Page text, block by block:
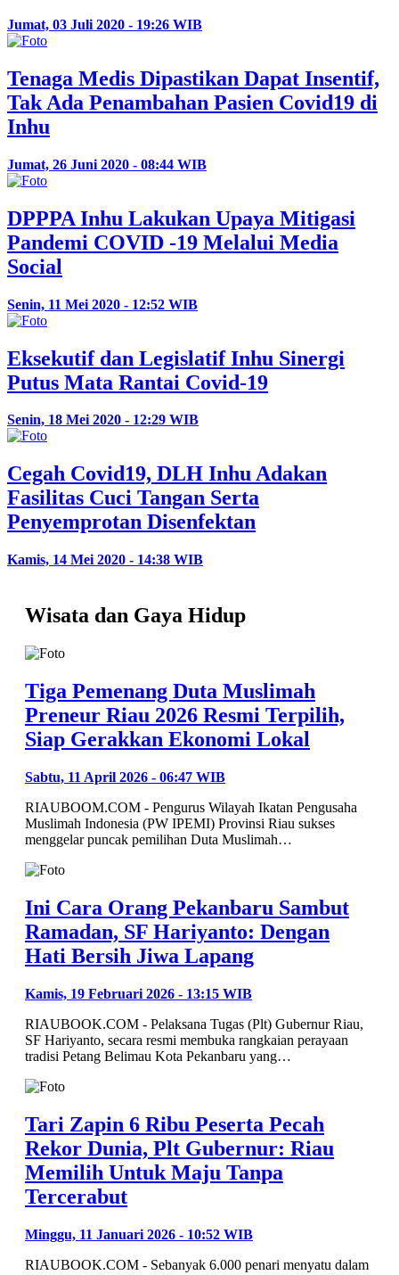
Jumat, 03 Juli 2020 - 19:26 WIB
Tenaga Medis Dipastikan Dapat Insentif,
Tak Ada Penambahan Pasien Covid19 di
Inhu
Jumat, 26 Juni 2020 - 08:44 WIB
DPPPA Inhu Lakukan Upaya Mitigasi
Pandemi COVID -19 Melalui Media
Social
Senin, 11 Mei 2020 - 12:52 WIB
Eksekutif dan Legislatif Inhu Sinergi
Putus Mata Rantai Covid-19
Senin, 18 Mei 2020 - 12:29 WIB
Cegah Covid19, DLH Inhu Adakan
Fasilitas Cuci Tangan Serta
Penyemprotan Disenfektan
Kamis, 14 Mei 2020 - 14:38 WIB
Wisata dan Gaya Hidup
Tiga Pemenang Duta Muslimah
Preneur Riau 2026 Resmi Terpilih,
Siap Gerakkan Ekonomi Lokal
Sabtu, 11 April 2026 - 06:47 WIB
RIAUBOOM.COM - Pengurus Wilayah Ikatan Pengusaha
Muslimah Indonesia (PW IPEMI) Provinsi Riau sukses
menggelar puncak pemilihan Duta Muslimah…
Ini Cara Orang Pekanbaru Sambut
Ramadan, SF Hariyanto: Dengan
Hati Bersih Jiwa Lapang
Kamis, 19 Februari 2026 - 13:15 WIB
RIAUBOOK.COM - Pelaksana Tugas (Plt) Gubernur Riau,
SF Hariyanto, secara resmi membuka rangkaian perayaan
tradisi Petang Belimau Kota Pekanbaru yang…
Tari Zapin 6 Ribu Peserta Pecah
Rekor Dunia, Plt Gubernur: Riau
Memilih Untuk Maju Tanpa
Tercerabut
Minggu, 11 Januari 2026 - 10:52 WIB
RIAUBOOK.COM - Sebanyak 6.000 penari menyatu dalam